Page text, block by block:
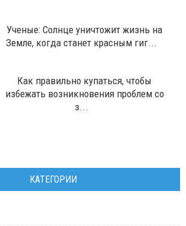
Ученые: Солнце уничтожит жизнь на
Земле, когда станет красным гиг...
Как правильно купаться, чтобы
избежать возникновения проблем со
з...
КАТЕГОРИИ